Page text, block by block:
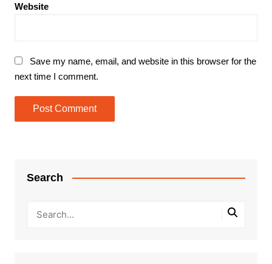
Website
Save my name, email, and website in this browser for the
next time I comment.
Search